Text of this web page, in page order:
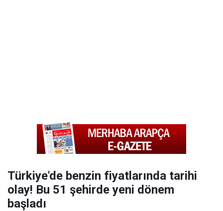
Türkiye'de benzin fiyatlarında tarihi
olay! Bu 51 şehirde yeni dönem
başladı